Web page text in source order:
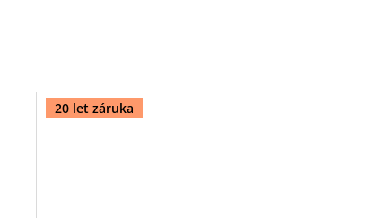
20 let záruka